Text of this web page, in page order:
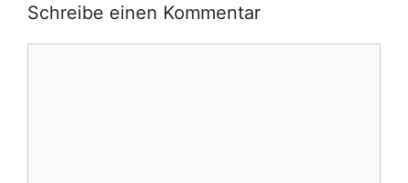
Schreibe einen Kommentar
Kommentar